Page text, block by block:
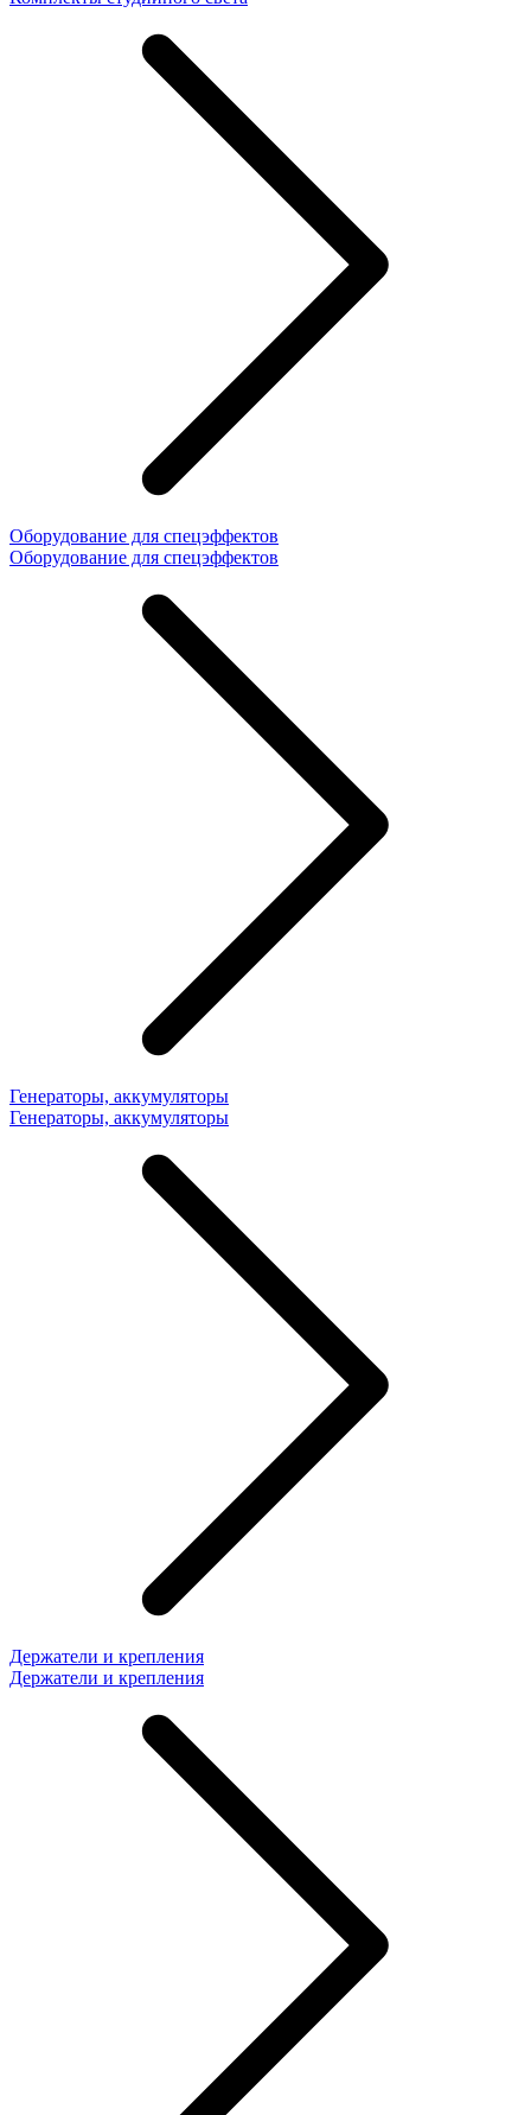
Оборудование для спецэффектов
Оборудование для спецэффектов
Генераторы, аккумуляторы
Генераторы, аккумуляторы
Держатели и крепления
Держатели и крепления